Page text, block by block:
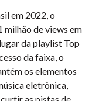
em 2022, o
milhão de views em
da playlist Top
da faixa, o
os elementos
eletrônica,